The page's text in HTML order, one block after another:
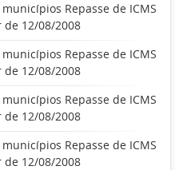
Repasse de ICMS
de 12/08/2008
Repasse de ICMS
de 12/08/2008
Repasse de ICMS
de 12/08/2008
Repasse de ICMS
de 12/08/2008